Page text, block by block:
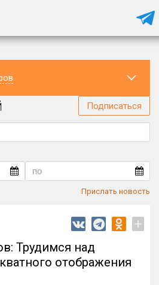
Подписаться
Прислать новость
+
Трудимся над
отображения